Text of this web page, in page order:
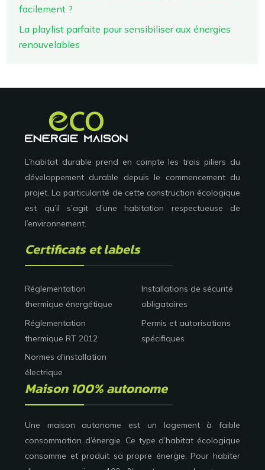
facilement ?
La playlist parfaite pour sensibiliser aux énergies
renouvelables
L’habitat durable prend en compte les trois piliers du
développement durable depuis le commencement du
projet. La particularité de cette construction écologique
est qu’il s’agit d’une habitation respectueuse de
l’environnement.
Certificats et labels
Réglementation
thermique énergétique
Réglementation
thermique RT 2012
Normes d'installation
électrique
Installations de sécurité
obligatoires
Permis et autorisations
spécifiques
Maison 100% autonome
Une maison autonome est un logement à faible
consommation d’énergie. Ce type d’habitat écologique
consomme et produit sa propre énergie. Pour habiter